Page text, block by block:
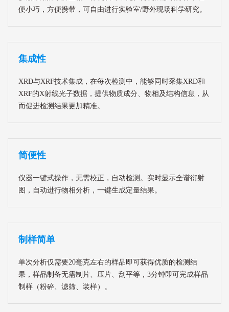
便小巧，方便携带，可自由进行实验室/野外现场科学研究。
集成性
XRD与XRF技术集成，在每次检测中，能够同时采集XRD和
XRF的X射线光子数据，提供物质成分、物相及结构信息，从
而促进检测结果更加精准。
简便性
仪器一键式操作，无需校正，自动检测。实时显示全谱衍射
图，自动进行物相分析，一键生成定量结果。
制样简单
单次分析仅需要20毫克左右的样品即可获得优质的检测结
果，样品制备无需制片、压片、刮平等，3分钟即可完成样品
制样（粉碎、滤筛、装样）。